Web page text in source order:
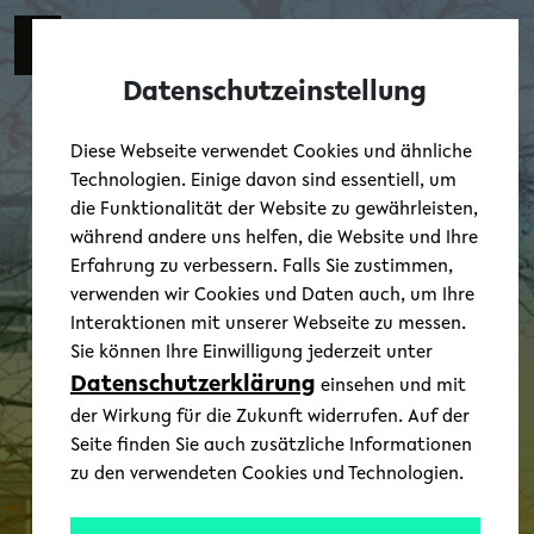
Skip to main content
Datenschutzeinstellung
Diese Webseite verwendet Cookies und ähnliche
Technologien. Einige davon sind essentiell, um
die Funktionalität der Website zu gewährleisten,
während andere uns helfen, die Website und Ihre
Erfahrung zu verbessern. Falls Sie zustimmen,
verwenden wir Cookies und Daten auch, um Ihre
Interaktionen mit unserer Webseite zu messen.
Sie können Ihre Einwilligung jederzeit unter
Datenschutzerklärung einsehen und mit
der Wirkung für die Zukunft widerrufen. Auf der
Seite finden Sie auch zusätzliche Informationen
zu den verwendeten Cookies und Technologien.